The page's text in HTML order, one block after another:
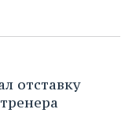
отставку